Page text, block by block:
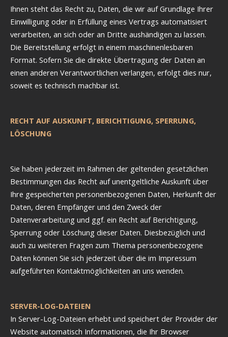
Ihnen steht das Recht zu, Daten, die wir auf Grundlage Ihrer
Einwilligung oder in Erfüllung eines Vertrags automatisiert
verarbeiten, an sich oder an Dritte aushändigen zu lassen.
Die Bereitstellung erfolgt in einem maschinenlesbaren
Format. Sofern Sie die direkte Übertragung der Daten an
einen anderen Verantwortlichen verlangen, erfolgt dies nur,
soweit es technisch machbar ist.
RECHT AUF AUSKUNFT, BERICHTIGUNG, SPERRUNG,
LÖSCHUNG
Sie haben jederzeit im Rahmen der geltenden gesetzlichen
Bestimmungen das Recht auf unentgeltliche Auskunft über
Ihre gespeicherten personenbezogenen Daten, Herkunft der
Daten, deren Empfänger und den Zweck der
Datenverarbeitung und ggf. ein Recht auf Berichtigung,
Sperrung oder Löschung dieser Daten. Diesbezüglich und
auch zu weiteren Fragen zum Thema personenbezogene
Daten können Sie sich jederzeit über die im Impressum
aufgeführten Kontaktmöglichkeiten an uns wenden.
SERVER-LOG-DATEIEN
In Server-Log-Dateien erhebt und speichert der Provider der
Website automatisch Informationen, die Ihr Browser